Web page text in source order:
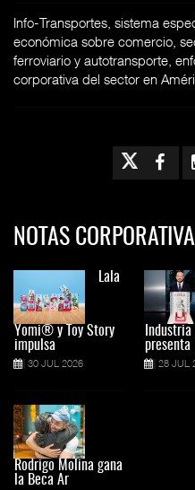
Info-Transportes, sistema
económica sobre comercio,
ferroviario y autotransporte,
corporativa del sector en
NOTAS
Lala
Yomi® y Toy Story
impulsa
30 JUL 2026
Rodrigo Molina gana
la Beca Ar
presenta l
28 JUL